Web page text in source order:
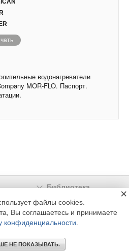
водонагреватели
MOR-FLO. Паспорт.
Библиотека
Реклама
дом «МЕДИА ТЕХНОЛОДЖИ» +7 (495) 665-00-
файлы cookies.
Вы соглашаетесь и принимаете
конфиденциальности
НЕ ПОКАЗЫВАТЬ.
×